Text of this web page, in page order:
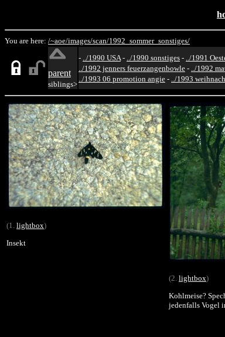
You are here: /~aoe/images/scan/1992_sommer_sonstiges/
parent
siblings>
- ../1990 USA- ../1990 sonstiges - ../1991
../1992 jenners feuerzangenbowle - ../1992
../1993 06 promotion angie - ../1993
(1. lightbox)
Insekt
(2. lightbox)
Kohlmeise?
jedenfalls Vogel